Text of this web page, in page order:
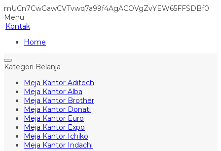
mUCn7CwGawCVTvwq7a99f4AgACOVgZvYEW65FFSDBf0
Menu
Kontak
Home
Kategori Belanja
Meja Kantor Aditech
Meja Kantor Alba
Meja Kantor Brother
Meja Kantor Donati
Meja Kantor Euro
Meja Kantor Expo
Meja Kantor Ichiko
Meja Kantor Indachi